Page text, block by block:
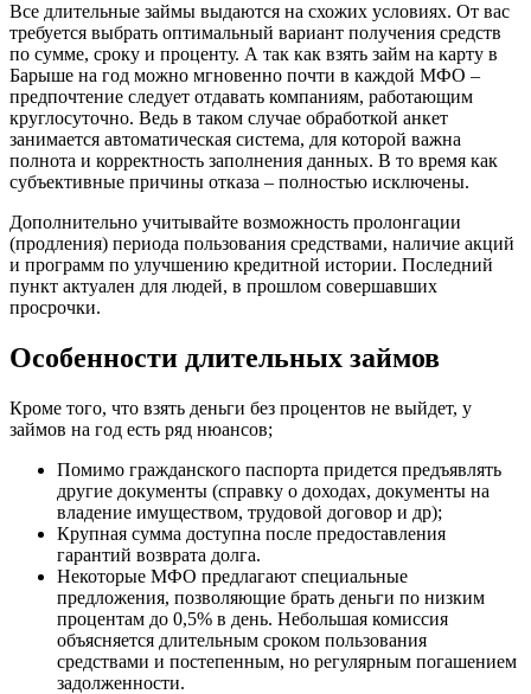
Ирина П
Понравилась эта организация. До
этого брала займы в 2х местах, теперь
только сюда. Не требуют поручителей,
Victor7
Хорошая компания, выручила меня
нужны были деньги. А их не оказалось
под рукой, и зарплату...
Все длительные займы выдаются на схожих условиях. От вас
требуется выбрать оптимальный вариант получения средств
по сумме, сроку и проценту. А так как взять займ на карту в
Барыше на год можно мгновенно почти в каждой МФО –
предпочтение следует отдавать компаниям, работающим
круглосуточно. Ведь в таком случае обработкой анкет
занимается автоматическая система, для которой важна
полнота и корректность заполнения данных. В то время как
субъективные причины отказа – полностью исключены.
Дополнительно учитывайте возможность пролонгации
(продления) периода пользования средствами, наличие акций
и программ по улучшению кредитной истории. Последний
пункт актуален для людей, в прошлом совершавших
просрочки.
Особенности длительных займов
Кроме того, что взять деньги без процентов не выйдет, у
займов на год есть ряд нюансов;
Помимо гражданского паспорта придется предъявлять
другие документы (справку о доходах, документы на
владение имуществом, трудовой договор и др);
Крупная сумма доступна после предоставления
гарантий возврата долга.
Некоторые МФО предлагают специальные
предложения, позволяющие брать деньги по низким
процентам до 0,5% в день. Небольшая комиссия
объясняется длительным сроком пользования
средствами и постепенным, но регулярным погашением
задолженности.